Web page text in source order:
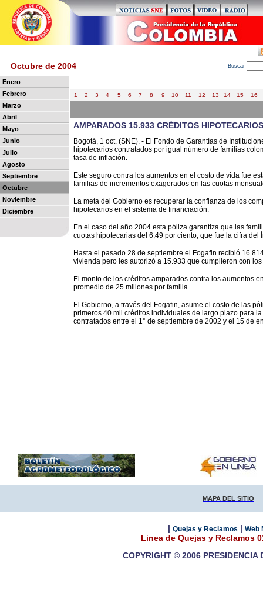
Octubre de 2004 Buscar
Enero
Febrero
Marzo
Abril
Mayo
Junio
Julio
Agosto
Septiembre
Octubre
Noviembre
Diciembre
1 2 3 4 5 6 7 8 9 10 11 12 13 14 15 16
AMPARADOS 15.933 CRÉDITOS
Bogotá, 1 oct. (SNE). - El Fondo de Garantías de
hipotecarios contratados por igual número de familias
tasa de inflación.
Este seguro contra los aumentos en el costo de vida fue
familias de incrementos exagerados en las cuotas
La meta del Gobierno es recuperar la confianza de los
hipotecarios en el sistema de financiación.
En el caso del año 2004 esta póliza garantiza que las
cuotas hipotecarias del 6,49 por ciento, que fue la cifra
Hasta el pasado 28 de septiembre el Fogafin recibió
vivienda pero les autorizó a 15.933 que cumplieron con
El monto de los créditos amparados contra los aumentos
promedio de 25 millones por familia.
El Gobierno, a través del Fogafin, asume el costo de las
primeros 40 mil créditos individuales de largo plazo para
contratados entre el 1° de septiembre de 2002 y el 15 de
MAPA DEL SITIO
| Quejas y Reclamos | Web
Linea de Quejas y Reclamos
COPYRIGHT © 2006 PRESIDENCIA